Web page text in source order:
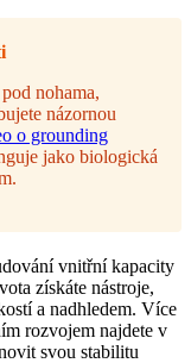
nohama,
názornou
o grounding
jako biologická
vnitřní kapacity
získáte nástroje,
a nadhledem. Více
rozvojem najdete v
svou stabilitu